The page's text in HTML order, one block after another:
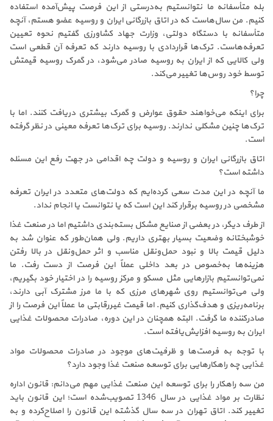
بله متأسفانه ما نتوانستیم به‌درستی از این فرصت پیش‌آمده استفاده
کنیم. من سال‌هاست که در اتاق بازرگانی ایران و روسیه عضو هستم، آنچه
متأسفانه با دستگاه دولتی، وزارت جهاد کشاورزی گفتیم نحوه تعیین
تعرفه‌هاست. ترک‌ها قراردادی با روسیه دارند که تعرفه آن قطعی است
ولی کالایی که از ایران به روسیه صادر می‌شود، در گمرک روسیه قیمتش
توسط خود روس‌ها تغییر می‌کند.
چرا؟
برای اینکه می‌خواهند حقوق عوارض و گمرک بیشتری دریافت کنند. اما با
ترک‌ها چنین مشکلی ندارند. روسیه برای ترک‌ها تعرفه معینی در نظر گرفته
است.
اتاق بازرگانی ایران و روسیه و دولت چه اقدامی در جهت رفع این مسئله
داشته است؟
ما آنچه در این مدت سعی کرده‌ایم که دولت‌های متعدد در ایران تعرفه
مشخصی در روسیه برقرار کند این است که یا نتوانست یا انجام نداد.
از طرف دیگر، در بعضی از صنایع مشکل بسته‌بندی داشتیم اما در صنعت غذا
خوشبختانه وضعیت بسیار بهتری داریم. ولی همان‌طور که عنوان شد به
دلیل قیمت بالا و نبود حمل‌ونقل مناسب و اثر حمل‌ونقل در بالا رفتن
هزینه‌ها به‌خصوص در بعد داخلی عملاً این فرصت از دست رفت. ما
نمی‌توانستیم بازارهایی مثل مسکو و مرکز روسیه را در اختیار خود بگیریم،
ولی می‌توانستیم روی شهرهای مرزی که با ما مرز مشترک آبی دارند،
برنامه‌ریزی و هدف‌گذاری کنیم. اما قیمت غیررقابتی ما عملاً این فرصت را از
صادرکننده ما گرفت. البته همچنان در این دوره، صادرات محصولات غذایی
ایران به روسیه افزایش‌یافته است.
با توجه به فرصت‌ها و ظرفیت‌های موجود در صادرات محصولات مواد
غذایی چه راهکارهایی برای توسعه صنعت غذا وجود دارد؟
من سه راهکار را برای توسعه این صنعت غذایی مهم می‌دانم: قانون اداره
نظارت بر مواد غذایی در سال 1346 تصویب‌شده است؛ این قانون باید
تغییر کند. اتاق تهران در سه سال گذشته این قانون را اصلاح‌کرده و به